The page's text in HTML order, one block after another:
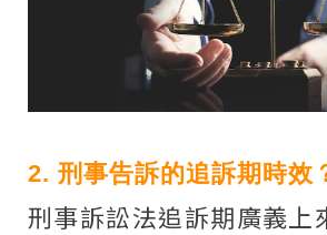
2. 刑事告訴的追訴期時效
刑事訴訟法追訴期廣義上